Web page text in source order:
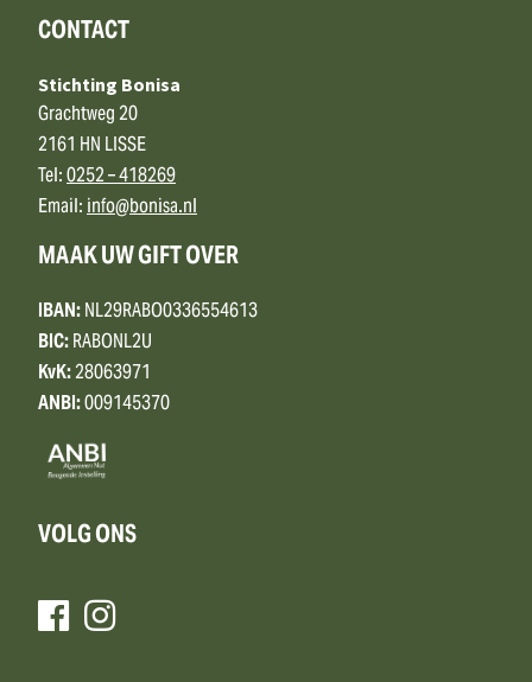
CONTACT
Stichting Bonisa
Grachtweg 20
2161 HN LISSE
Tel:0252 – 418269
Email:info@bonisa.nl
MAAK UW GIFT OVER
IBAN:NL29RABO0336554613
BIC:RABONL2U
KvK:28063971
ANBI:009145370
VOLG ONS